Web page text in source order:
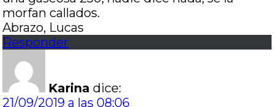
morfan callados.
Abrazo, Lucas
Responder
Karina dice:
21/09/2019 a las 08:06